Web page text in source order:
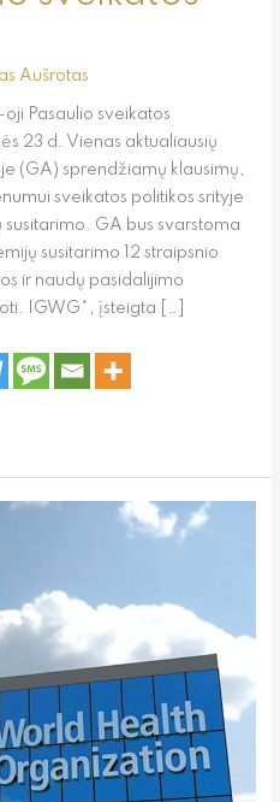
Aušrotas
Pasaulio sveikatos
23 d. Vienas aktualiausių
(GA) sprendžiamų klausimų,
sveikatos politikos srityje
GA bus svarstoma
susitarimo 12 straipsnio
ir naudų pasidalijimo
IGWG*, įsteigta […]